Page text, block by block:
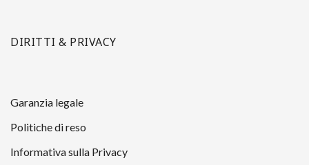
DIRITTI & PRIVACY
Garanzia legale
Politiche di reso
Informativa sulla Privacy